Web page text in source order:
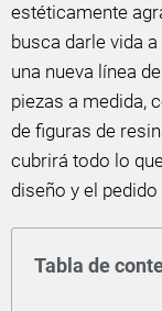
estéticamente
busca darle vida
una nueva línea
piezas a medida,
de figuras de
cubrirá todo lo
diseño y el
Tabla de